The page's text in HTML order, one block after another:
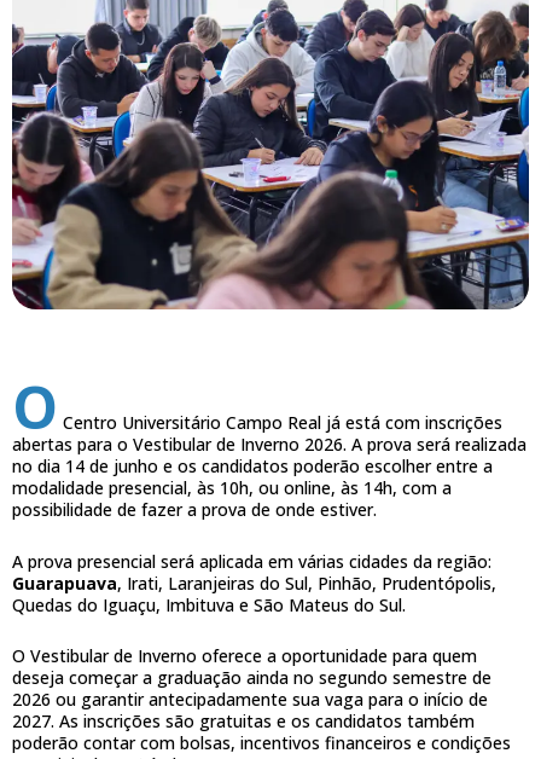
O Centro Universitário Campo Real já está com inscrições
abertas para o Vestibular de Inverno 2026. A prova será realizada
no dia 14 de junho e os candidatos poderão escolher entre a
modalidade presencial, às 10h, ou online, às 14h, com a
possibilidade de fazer a prova de onde estiver.
A prova presencial será aplicada em várias cidades da região:
Guarapuava, Irati, Laranjeiras do Sul, Pinhão, Prudentópolis,
Quedas do Iguaçu, Imbituva e São Mateus do Sul.
O Vestibular de Inverno oferece a oportunidade para quem
deseja começar a graduação ainda no segundo semestre de
2026 ou garantir antecipadamente sua vaga para o início de
2027. As inscrições são gratuitas e os candidatos também
poderão contar com bolsas, incentivos financeiros e condições